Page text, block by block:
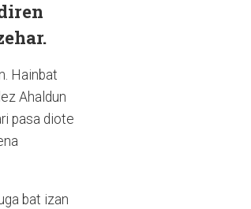
Hainbat
Ahaldun
pasa diote
bat izan